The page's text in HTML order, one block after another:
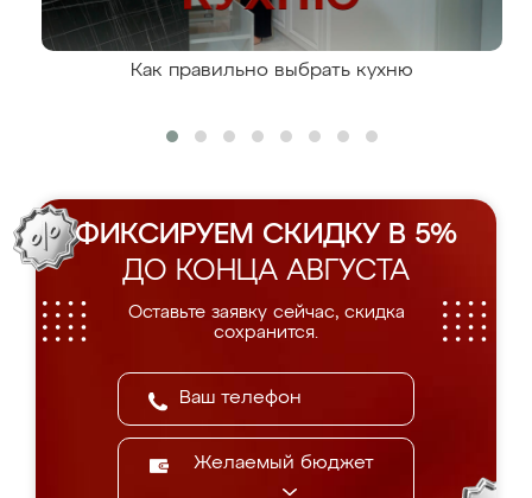
Как правильно выбрать кухню
ФИКСИРУЕМ СКИДКУ В 5%
ДО КОНЦА АВГУСТА
Оставьте заявку сейчас, скидка
сохранится.
Желаемый бюджет